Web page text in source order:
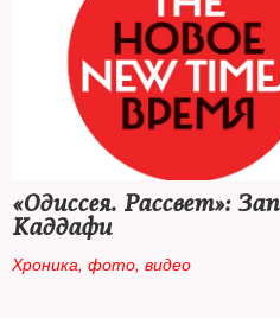
«Одиссея. Рассвет»:
Каддафи
Хроника, фото, видео